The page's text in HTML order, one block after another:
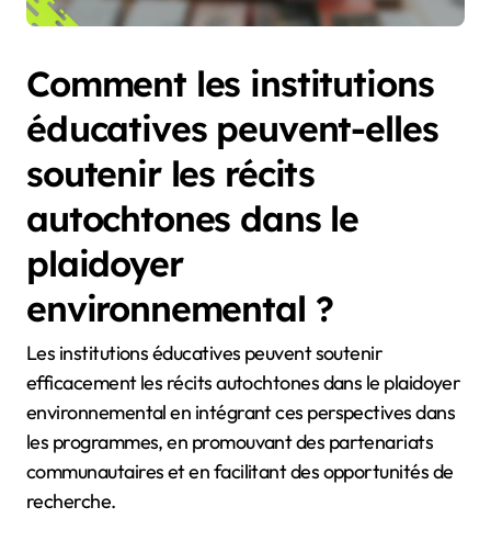
Comment les institutions
éducatives peuvent-elles
soutenir les récits
autochtones dans le
plaidoyer
environnemental ?
Les institutions éducatives peuvent soutenir
efficacement les récits autochtones dans le plaidoyer
environnemental en intégrant ces perspectives dans
les programmes, en promouvant des partenariats
communautaires et en facilitant des opportunités de
recherche.